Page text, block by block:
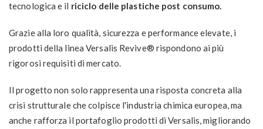
tecnologica e il riciclo delle plastiche post consumo.
Grazie alla loro qualità, sicurezza e performance elevate, i
prodotti della linea Versalis Revive® rispondono ai più
rigorosi requisiti di mercato.
Il progetto non solo rappresenta una risposta concreta alla
crisi strutturale che colpisce l'industria chimica europea, ma
anche rafforza il portafoglio prodotti di Versalis, migliorando